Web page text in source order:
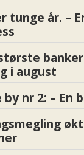
tunge år. –
i august
nr 2: – En